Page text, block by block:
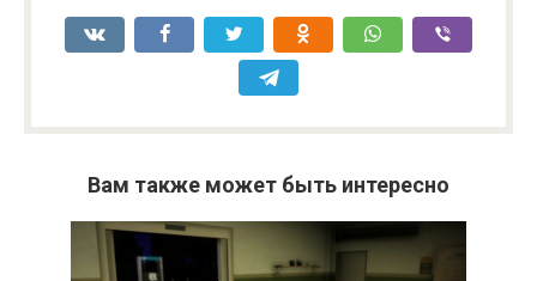
Вам также может быть интересно